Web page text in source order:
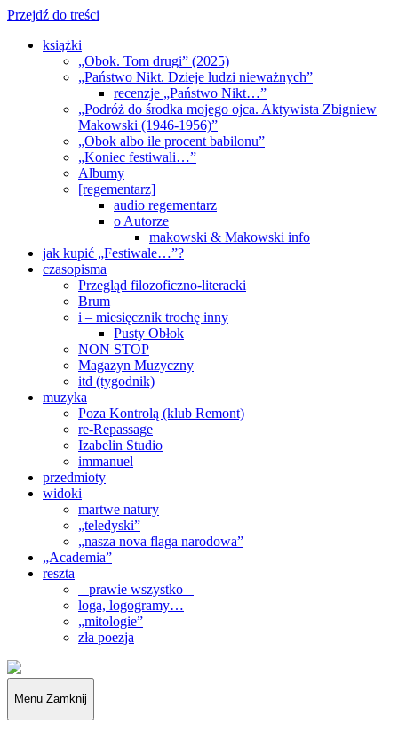
Przejdź do treści
książki
„Obok. Tom drugi” (2025)
„Państwo Nikt. Dzieje ludzi nieważnych”
recenzje „Państwo Nikt…”
„Podróż do środka mojego ojca. Aktywista Zbigniew
Makowski (1946-1956)”
„Obok albo ile procent babilonu”
„Koniec festiwali…”
Albumy
[regementarz]
audio regementarz
o Autorze
makowski & Makowski info
jak kupić „Festiwale…”?
czasopisma
Przegląd filozoficzno-literacki
Brum
i – miesięcznik trochę inny
Pusty Obłok
NON STOP
Magazyn Muzyczny
itd (tygodnik)
muzyka
Poza Kontrolą (klub Remont)
re-Repassage
Izabelin Studio
immanuel
przedmioty
widoki
martwe natury
„teledyski”
„nasza nova flaga narodowa”
„Academia”
reszta
– prawie wszystko –
loga, logogramy…
„mitologie”
zła poezja
„Obywatele…”
Menu Zamknij